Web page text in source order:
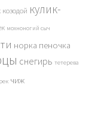
козодой кулик-
мохноногий сыч
норка пеночка
снегирь тетерева
чиж